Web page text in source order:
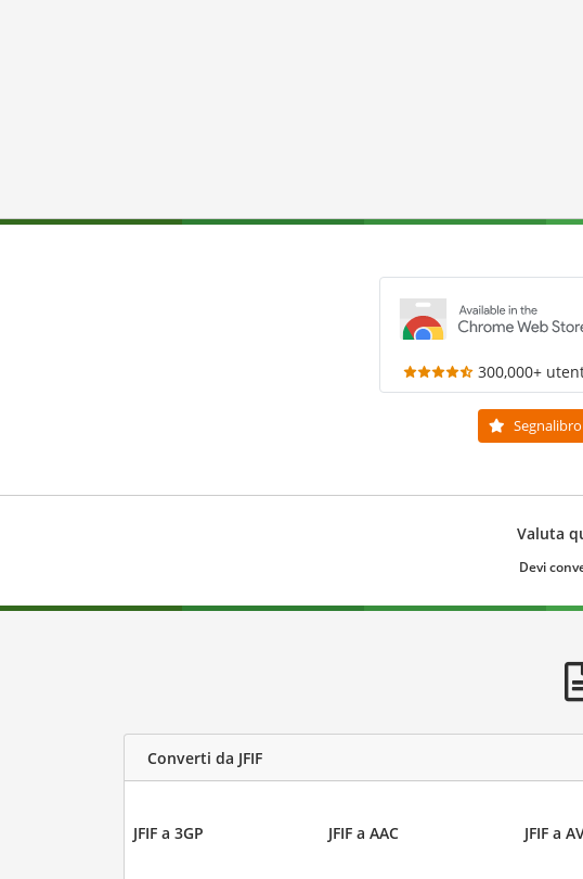
300,000+
Segnalibro
Valuta
Devi
Converti da JFIF
JFIF a 3GP JFIF a AAC JFIF a